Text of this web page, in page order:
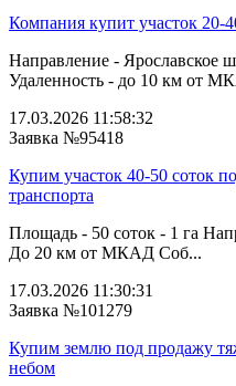
Компания купит участок 20-
Направление - Ярославское
Удаленность - до 10 км от
17.03.2026 11:58:32
Заявка №95418
Купим участок 40-50 соток
транспорта
Площадь - 50 соток - 1 га
До 20 км от МКАД Соб...
17.03.2026 11:30:31
Заявка №101279
Купим землю под продажу
небом